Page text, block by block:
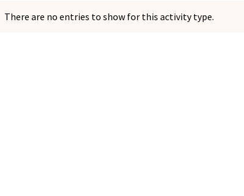
There are no entries to show for this activity type.